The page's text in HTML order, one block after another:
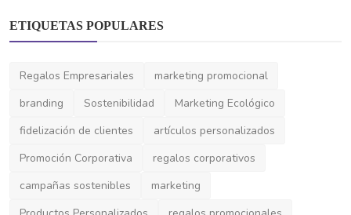
Toallas de Rostro Sostenibles: El Regalo
Promocional qu...
ETIQUETAS POPULARES
Regalos Empresariales
marketing promocional
branding
Sostenibilidad
Marketing Ecológico
fidelización de clientes
artículos personalizados
Promoción Corporativa
regalos corporativos
campañas sostenibles
marketing
Productos Personalizados
regalos promocionales